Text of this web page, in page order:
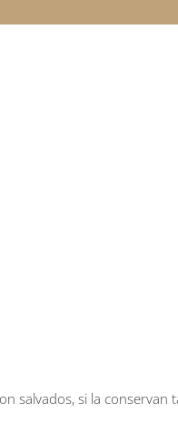
salvados, si la conservan